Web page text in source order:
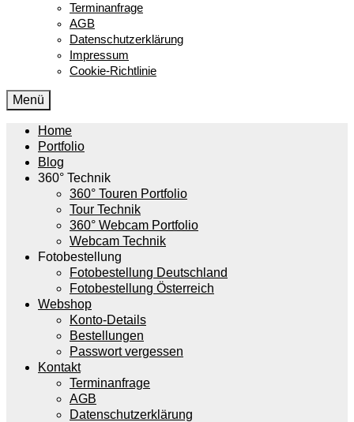
Terminanfrage
AGB
Datenschutzerklärung
Impressum
Cookie-Richtlinie
Menü
Home
Portfolio
Blog
360° Technik
360° Touren Portfolio
Tour Technik
360° Webcam Portfolio
Webcam Technik
Fotobestellung
Fotobestellung Deutschland
Fotobestellung Österreich
Webshop
Konto-Details
Bestellungen
Passwort vergessen
Kontakt
Terminanfrage
AGB
Datenschutzerklärung